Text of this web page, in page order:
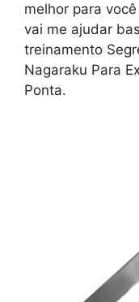
melhor para
vai me ajudar
treinamento
Nagaraku Para
Ponta.